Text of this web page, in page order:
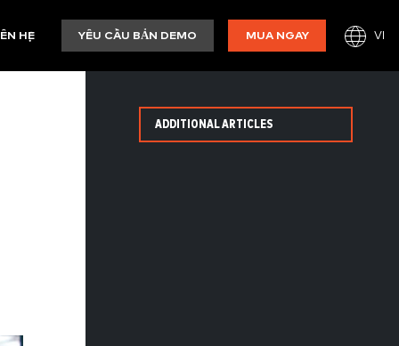
HỆ YÊU CẦU BẢN DEMO MUA NGAY VI
ADDITIONAL ARTICLES